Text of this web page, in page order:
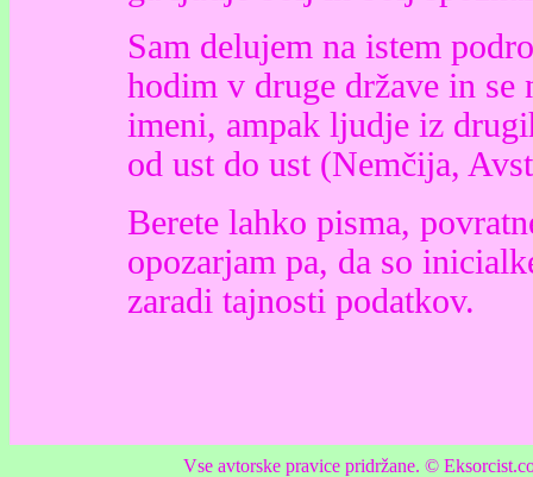
Sam delujem na istem
hodim v druge države in
imeni, ampak ljudje iz
od ust do ust (Nemčija,
Berete lahko pisma,
opozarjam pa, da so
zaradi tajnosti podatkov.
Vse avtorske pravice pridržane. ©